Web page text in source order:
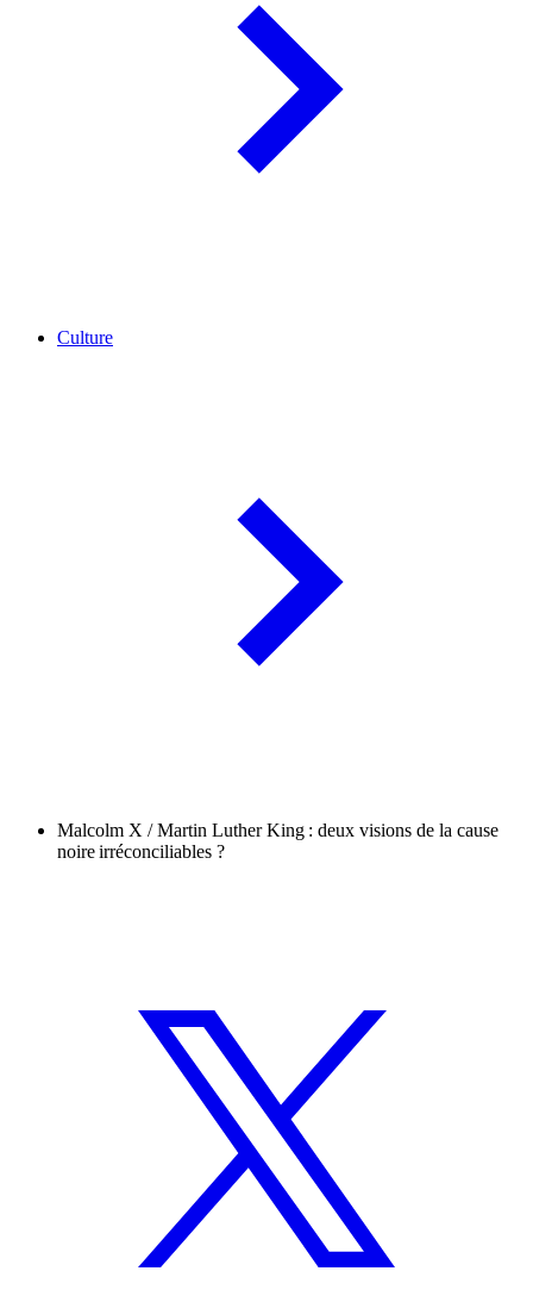
Culture
Malcolm X / Martin Luther King : deux visions de la cause
noire irréconciliables ?